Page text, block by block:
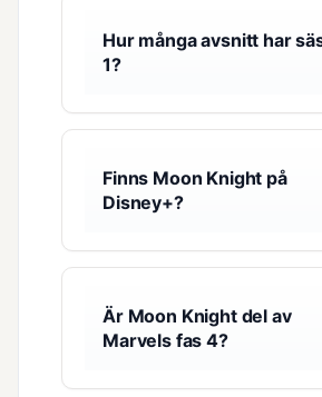
Hur många avsnitt har
1?
Finns Moon Knight på
Disney+?
Är Moon Knight del av
Marvels fas 4?